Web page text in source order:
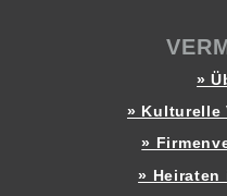
»
» Kulturelle
»
» Heiraten